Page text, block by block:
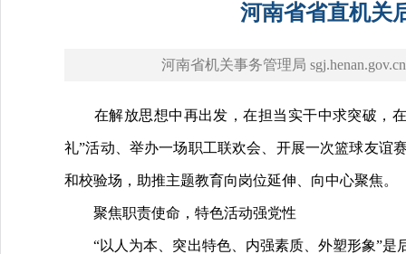
河南省省直机关
河南省机关事务管理局 sgj.henan.gov.cn
在解放思想中再出发，在担当实干中求突破，在
礼”活动、举办一场职工联欢会、开展一次篮球友谊
和校验场，助推主题教育向岗位延伸、向中心聚焦。
聚焦职责使命，特色活动强党性
“以人为本、突出特色、内强素质、外塑形象”是